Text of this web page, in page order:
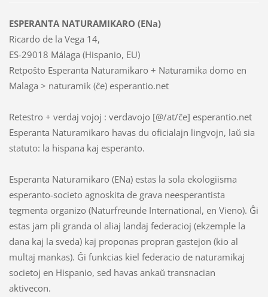
ESPERANTA NATURAMIKARO (ENa)
Ricardo de la Vega 14,
ES-29018 Málaga (Hispanio, EU)
Retpoŝto Esperanta Naturamikaro + Naturamika domo en
Malaga > naturamik (ĉe) esperantio.net
Retestro + verdaj vojoj : verdavojo [@/at/ĉe] esperantio.net
Esperanta Naturamikaro havas du oficialajn lingvojn, laŭ sia
statuto: la hispana kaj esperanto.
Esperanta Naturamikaro (ENa) estas la sola ekologiisma
esperanto-societo agnoskita de grava neesperantista
tegmenta organizo (Naturfreunde International, en Vieno). Ĝi
estas jam pli granda ol aliaj landaj federacioj (ekzemple la
dana kaj la sveda) kaj proponas propran gastejon (kio al
multaj mankas). Ĝi funkcias kiel federacio de naturamikaj
societoj en Hispanio, sed havas ankaŭ transnacian
aktivecon.